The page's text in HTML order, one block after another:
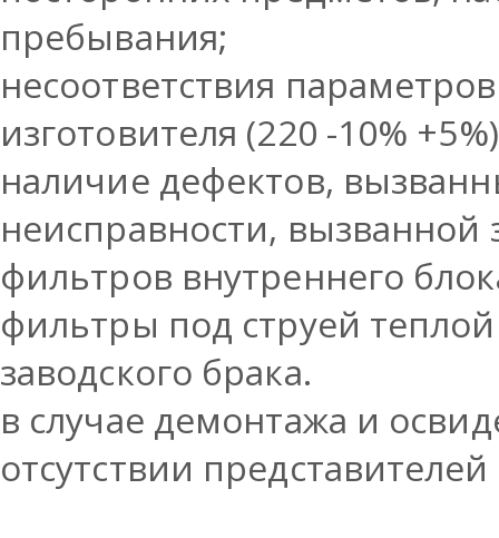
пребывания;
несоответствия
изготовителя (220 -10%
наличие дефектов,
неисправности,
фильтров внутреннего
фильтры под струей
заводского брака.
в случае демонтажа и
отсутствии